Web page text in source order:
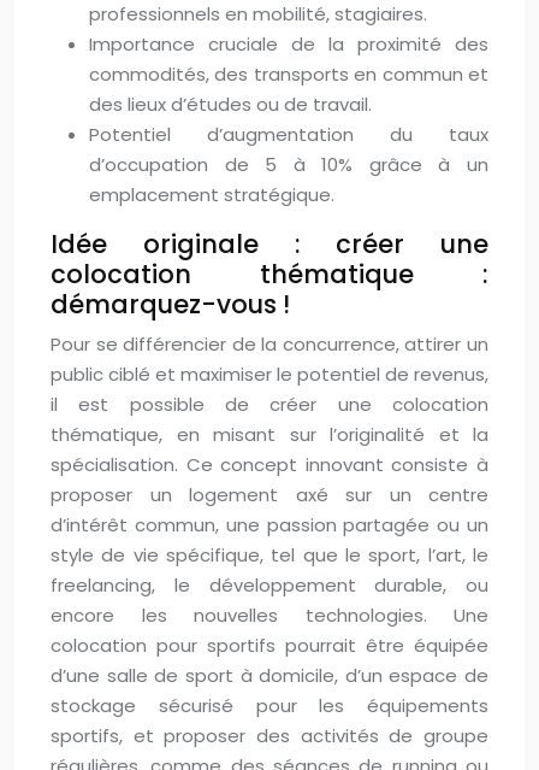
professionnels en mobilité, stagiaires.
Importance cruciale de la proximité des
commodités, des transports en commun et
des lieux d’études ou de travail.
Potentiel d’augmentation du taux
d’occupation de 5 à 10% grâce à un
emplacement stratégique.
Idée originale : créer une
colocation thématique :
démarquez-vous !
Pour se différencier de la concurrence, attirer un
public ciblé et maximiser le potentiel de revenus,
il est possible de créer une colocation
thématique, en misant sur l’originalité et la
spécialisation. Ce concept innovant consiste à
proposer un logement axé sur un centre
d’intérêt commun, une passion partagée ou un
style de vie spécifique, tel que le sport, l’art, le
freelancing, le développement durable, ou
encore les nouvelles technologies. Une
colocation pour sportifs pourrait être équipée
d’une salle de sport à domicile, d’un espace de
stockage sécurisé pour les équipements
sportifs, et proposer des activités de groupe